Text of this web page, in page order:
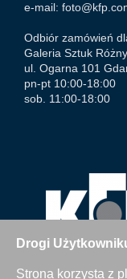
Drogi
Strona korzysta z
e-mail:
Odbiór zamówień
Galeria Sztuk
ul. Ogarna 101
pn-pt 10:00-18:00
sob. 11:00-18:00